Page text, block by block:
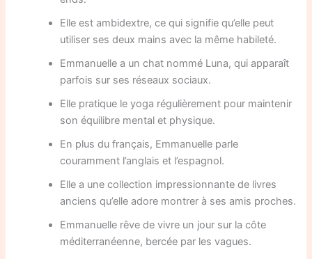
Elle est ambidextre, ce qui signifie qu’elle peut
utiliser ses deux mains avec la même habileté.
Emmanuelle a un chat nommé Luna, qui apparaît
parfois sur ses réseaux sociaux.
Elle pratique le yoga régulièrement pour maintenir
son équilibre mental et physique.
En plus du français, Emmanuelle parle
couramment l’anglais et l’espagnol.
Elle a une collection impressionnante de livres
anciens qu’elle adore montrer à ses amis proches.
Emmanuelle rêve de vivre un jour sur la côte
méditerranéenne, bercée par les vagues.